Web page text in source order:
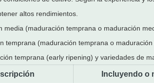
altos rendimientos.
media (maduración temprana o maduración
temprana (maduración temprana o
temprana (early ripening) y variedades de
Incluyendo o